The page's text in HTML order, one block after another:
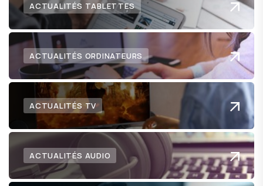
ACTUALITÉS TABLETTES
ACTUALITÉS ORDINATEURS
ACTUALITÉS TV
ACTUALITÉS AUDIO